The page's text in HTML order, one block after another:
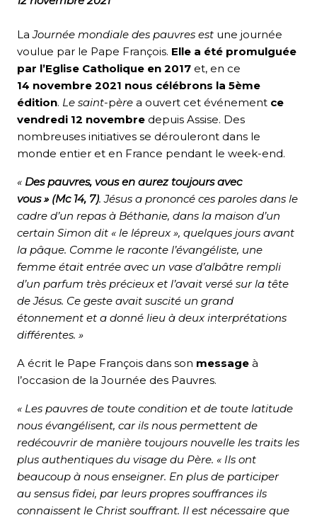
LaJournée mondiale des pauvres est une journée
voulue par le Pape François. Elle a été promulguée
par l’Eglise Catholique en 2017 et, en ce
14 novembre 2021 nous célébrons la 5ème
édition. Le saint-père a ouvert cet événement ce
vendredi 12 novembre depuis Assise. Des
nombreuses initiatives se dérouleront dans le
monde entier et en France pendant le week-end.
« Des pauvres, vous en aurez toujours avec
vous » (Mc 14, 7). Jésus a prononcé ces paroles dans le
cadre d’un repas à Béthanie, dans la maison d’un
certain Simon dit « le lépreux », quelques jours avant
la pâque. Comme le raconte l’évangéliste, une
femme était entrée avec un vase d’albâtre rempli
d’un parfum très précieux et l’avait versé sur la tête
de Jésus. Ce geste avait suscité un grand
étonnement et a donné lieu à deux interprétations
différentes. »
A écrit le Pape François dans son message à
l’occasion de la Journée des Pauvres.
« Les pauvres de toute condition et de toute latitude
nous évangélisent, car ils nous permettent de
redécouvrir de manière toujours nouvelle les traits les
plus authentiques du visage du Père. « Ils ont
beaucoup à nous enseigner. En plus de participer
au sensus fidei, par leurs propres souffrances ils
connaissent le Christ souffrant. Il est nécessaire que